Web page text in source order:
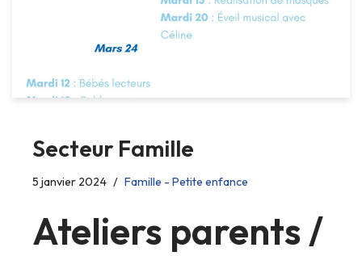
Secteur Famille
5 janvier 2024 Famille - Petite enfance
Ateliers parents /